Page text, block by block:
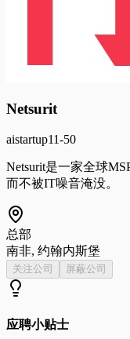
Netsurit
aistartup11-50
Netsurit是一家全球
而不被IT噪音淹没。
总部
南非, 约翰内斯堡
关注公司 屏蔽公司
应聘小贴士